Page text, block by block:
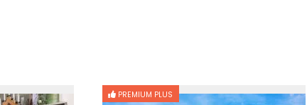
PREMIUM PLUS